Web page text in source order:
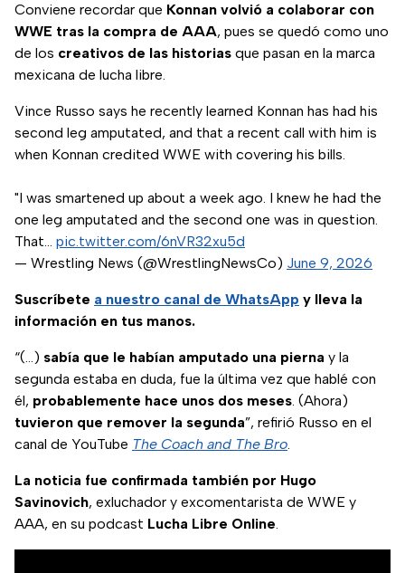
Conviene recordar que Konnan volvió a colaborar con
WWE tras la compra de AAA, pues se quedó como uno
de los creativos de las historias que pasan en la marca
mexicana de lucha libre.
Vince Russo says he recently learned Konnan has had his
second leg amputated, and that a recent call with him is
when Konnan credited WWE with covering his bills.
"I was smartened up about a week ago. I knew he had the
one leg amputated and the second one was in question.
That… pic.twitter.com/6nVR32xu5d
— Wrestling News (@WrestlingNewsCo) June 9, 2026
Suscríbete a nuestro canal de WhatsApp y lleva la
información en tus manos.
“(...) sabía que le habían amputado una pierna y la
segunda estaba en duda, fue la última vez que hablé con
él, probablemente hace unos dos meses. (Ahora)
tuvieron que remover la segunda”, refirió Russo en el
canal de YouTube The Coach and The Bro.
La noticia fue confirmada también por Hugo
Savinovich, exluchador y excomentarista de WWE y
AAA, en su podcast Lucha Libre Online.